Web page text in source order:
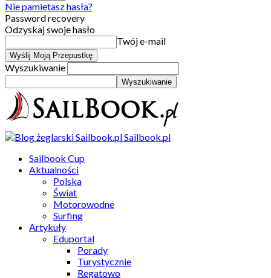
Nie pamiętasz hasła?
Password recovery
Odzyskaj swoje hasło
Twój e-mail
Wyszukiwanie
Sailbook.pl
Sailbook Cup
Aktualności
Polska
Świat
Motorowodne
Surfing
Artykuły
Eduportal
Porady
Turystycznie
Regatowo